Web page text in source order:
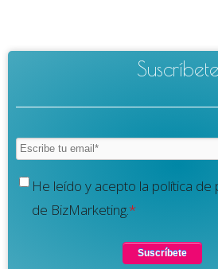
Suscríbete
He leído y acepto la política de
de BizMarketing.*